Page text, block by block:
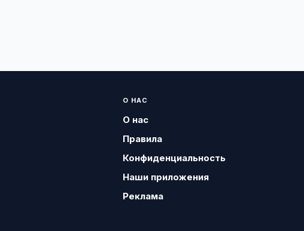
О НАС
О нас
Правила
Конфиденциальность
Наши приложения
Реклама